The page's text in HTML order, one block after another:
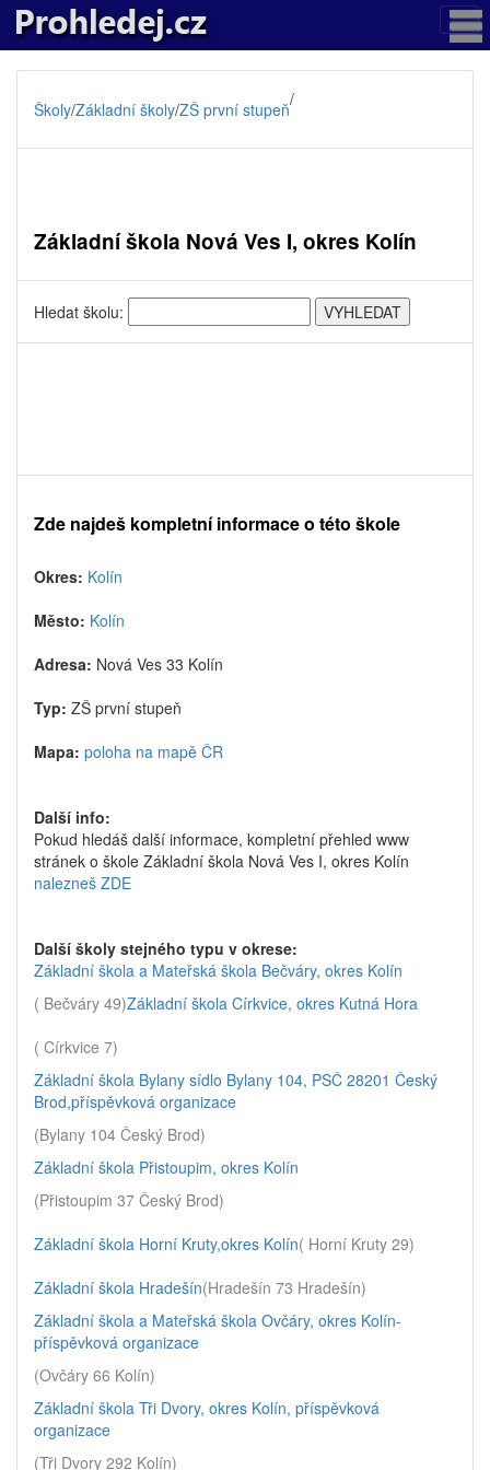
Školy/Základní školy/ZŠ první stupeň/
Základní škola Nová Ves I, okres Kolín
Hledat školu:
Zde najdeš kompletní informace o této škole
Okres: Kolín
Město: Kolín
Adresa: Nová Ves 33 Kolín
Typ: ZŠ první stupeň
Mapa: poloha na mapě ČR
Další info:
Pokud hledáš další informace, kompletní přehled www
stránek o škole Základní škola Nová Ves I, okres Kolín
nalezneš ZDE
Další školy stejného typu v okrese:
Základní škola a Mateřská škola Bečváry, okres Kolín
( Bečváry 49)Základní škola Církvice, okres Kutná Hora
( Církvice 7)
Základní škola Bylany sídlo Bylany 104, PSČ 28201 Český
Brod,příspěvková organizace
(Bylany 104 Český Brod)
Základní škola Přistoupim, okres Kolín
(Přistoupim 37 Český Brod)
Základní škola Horní Kruty,okres Kolín( Horní Kruty 29)
Základní škola Hradešín(Hradešín 73 Hradešín)
Základní škola a Mateřská škola Ovčáry, okres Kolín-
příspěvková organizace
(Ovčáry 66 Kolín)
Základní škola Tři Dvory, okres Kolín, příspěvková
organizace
(Tři Dvory 292 Kolín)